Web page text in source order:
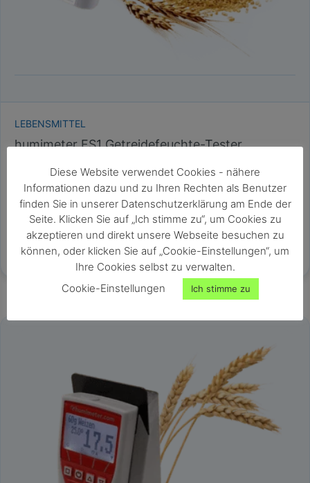
LEBENSMITTEL
humimeter FS1 Getreidefeuchte-Tester
Messbereich: 5 - 30% Wassergehalt
Kalibrierungsgenauigkeit: +/- 0,7%
60g Probemenge
Ideal zur Bestimmung des Erntezeitpunktes
Diese Website verwendet Cookies - nähere
Informationen dazu und zu Ihren Rechten als Benutzer
finden Sie in unserer Datenschutzerklärung am Ende der
Seite. Klicken Sie auf „Ich stimme zu“, um Cookies zu
akzeptieren und direkt unsere Webseite besuchen zu
können, oder klicken Sie auf „Cookie-Einstellungen“, um
Ihre Cookies selbst zu verwalten.
Cookie-Einstellungen
Ich stimme zu